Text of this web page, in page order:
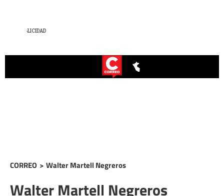
CORREO > Walter Martell Negreros
Walter Martell Negreros